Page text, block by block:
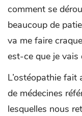
comment se
beaucoup de
va me faire
est-ce que je vais
L’ostéopathie
de médecines
lesquelles nous